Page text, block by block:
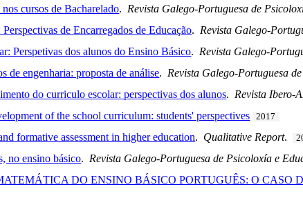
cursos de Bacharelado. Revista Galego-Portuguesa de
de Encarregados de Educação. Revista Galego-
Perspetivas dos alunos do Ensino Básico. Revista Galego-
de engenharia: proposta de análise. Revista Galego-Portuguesa
do curriculo escolar: perspectivas dos alunos. Revista Ibero-
of the school curriculum: students' perspectives 2017
formative assessment in higher education. Qualitative Report.
no ensino básico. Revista Galego-Portuguesa de Psicoloxía e
DO ENSINO BÁSICO PORTUGUÊS: O CASO